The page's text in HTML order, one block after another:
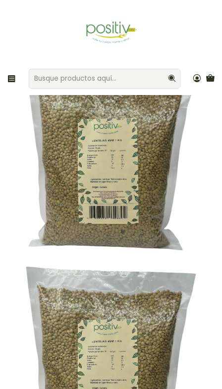
Granos / Legumbres Lentejas 4mm 1kg Positiv